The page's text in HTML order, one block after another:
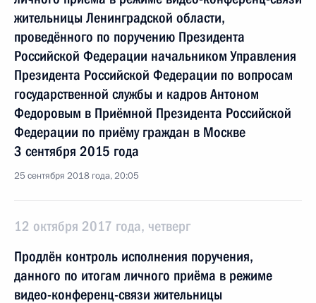
жительницы Ленинградской области,
проведённого по поручению Президента
Российской Федерации начальником Управления
Президента Российской Федерации по вопросам
государственной службы и кадров Антоном
Федоровым в Приёмной Президента Российской
Федерации по приёму граждан в Москве
3 сентября 2015 года
25 сентября 2018 года, 20:05
12 октября 2017 года, четверг
Продлён контроль исполнения поручения,
данного по итогам личного приёма в режиме
видео-конференц-связи жительницы